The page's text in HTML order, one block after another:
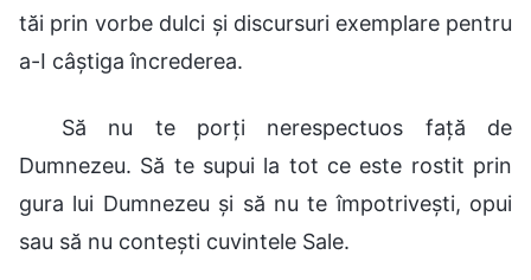
tăi prin vorbe dulci și discursuri exemplare pentru
a-I câștiga încrederea.
Să nu te porți nerespectuos față de
Dumnezeu. Să te supui la tot ce este rostit prin
gura lui Dumnezeu și să nu te împotrivești, opui
sau să nu contești cuvintele Sale.